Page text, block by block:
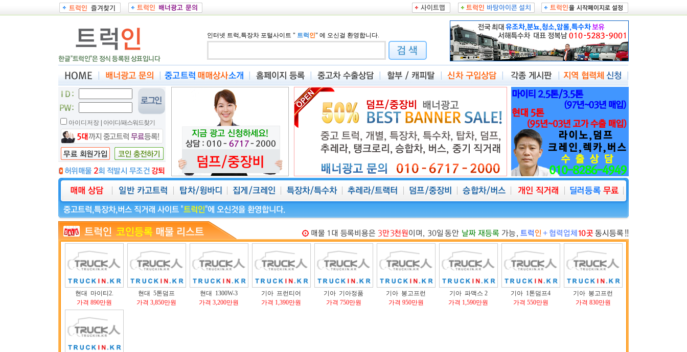
인터넷 트럭,특장차 포털사이트 " 트럭 인" 에 오신걸 환영합니다.
아이디저장 아이디/패스워드찾기
현대 마이티2.
가격 890만원
현대 5톤덤프
가격 3,850만원
현대 1300W-3
가격 3,200만원
기아 프런티어
가격 1,390만원
기아 기아정품
가격 750만원
기아 봉고프런
가격 950만원
기아 파맥스 2
가격 1,590만원
기아 1톤덤프4
가격 550만원
기아 봉고프런
가격 830만원